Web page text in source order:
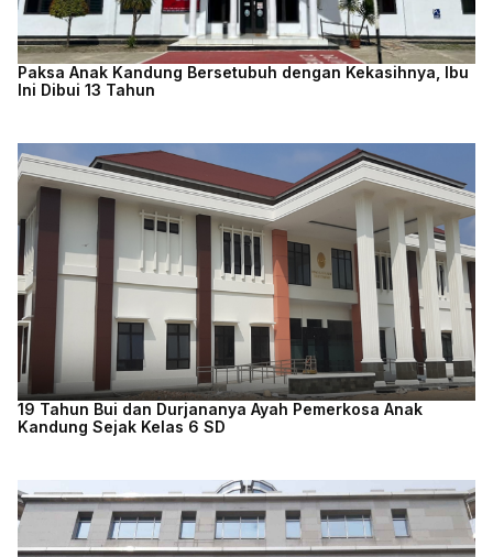
Paksa Anak Kandung Bersetubuh dengan Kekasihnya, Ibu
Ini Dibui 13 Tahun
19 Tahun Bui dan Durjananya Ayah Pemerkosa Anak
Kandung Sejak Kelas 6 SD